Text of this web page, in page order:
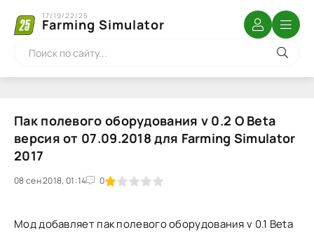
Farming Simulator
17/19/22/25
Пак полевого оборудования v 0.2 O Beta
версия от 07.09.2018 для Farming Simulator
2017
08 сен 2018, 01:14 0
1 2 3 4 5
Мод добавляет пак полевого оборудования v 0.1 Beta